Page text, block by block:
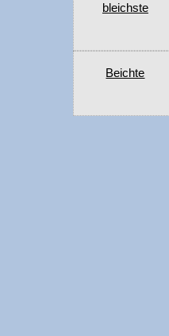
bleichste
Beichte